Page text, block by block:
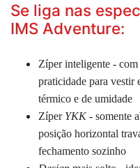
Se liga nas
IMS Adventure:
Zíper inteligente -
praticidade para vestir
térmico e de umidade
Zíper YKK- somente
posição horizontal
fechamento sozinho